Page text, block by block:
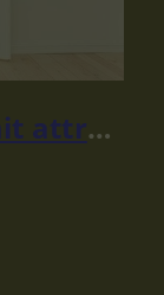
Solide Kapitalanlage mit attraktivem Ertrag in der Goslarer Altstadt